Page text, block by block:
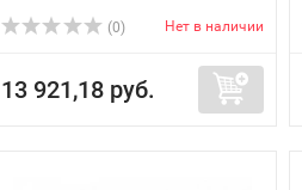
(0) Нет в наличии
13 921,18 руб.